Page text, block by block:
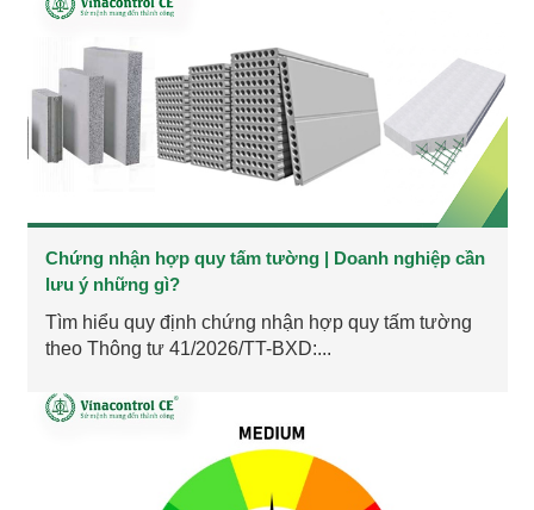
Chứng nhận hợp quy tấm tường | Doanh nghiệp cần
lưu ý những gì?
Tìm hiểu quy định chứng nhận hợp quy tấm tường
theo Thông tư 41/2026/TT-BXD:...